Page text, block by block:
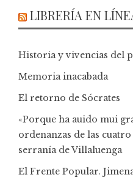
LIBRERÍA EN
Historia y vivencias del
Memoria inacabada
El retorno de Sócrates
«Porque ha auido mui
ordenanzas de las
serranía de Villaluenga
El Frente Popular.